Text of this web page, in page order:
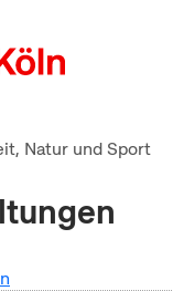
Natur und Sport